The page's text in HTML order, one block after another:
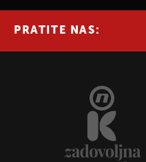
PRATITE NAS: